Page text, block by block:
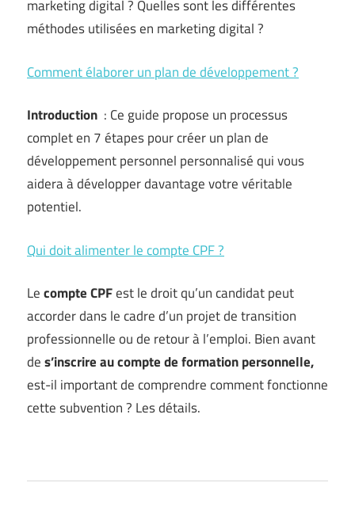
marketing digital ? Quelles sont les différentes
méthodes utilisées en marketing digital ?
Comment élaborer un plan de développement ?
Introduction : Ce guide propose un processus
complet en 7 étapes pour créer un plan de
développement personnel personnalisé qui vous
aidera à développer davantage votre véritable
potentiel.
Qui doit alimenter le compte CPF ?
Lecompte CPFest le droit qu’un candidat peut
accorder dans le cadre d’un projet de transition
professionnelle ou de retour à l’emploi. Bien avant
des’inscrire au compte de formation personnelle,
est-il important de comprendre comment fonctionne
cette subvention ? Les détails.